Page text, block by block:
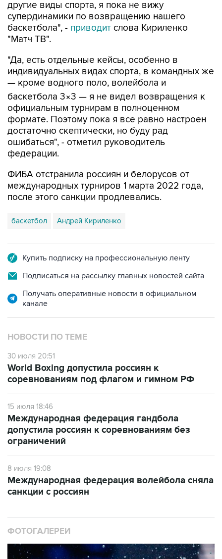
другие виды спорта, я пока не вижу
супердинамики по возвращению нашего
баскетбола", - приводит слова Кириленко
"Матч ТВ".
"Да, есть отдельные кейсы, особенно в
индивидуальных видах спорта, в командных же
— кроме водного поло, волейбола и
баскетбола 3×3 — я не видел возвращения к
официальным турнирам в полноценном
формате. Поэтому пока я все равно настроен
достаточно скептически, но буду рад
ошибаться", - отметил руководитель
федерации.
ФИБА отстранила россиян и белорусов от
международных турниров 1 марта 2022 года,
после этого санкции продлевались.
баскетбол Андрей Кириленко
Купить подписку на профессиональную ленту
Подписаться на рассылку главных новостей сайта
Получать оперативные новости в официальном
канале
НОВОСТИ ПО ТЕМЕ
30 июля 20:51
World Boxing допустила россиян к
соревнованиям под флагом и гимном РФ
15 июля 18:46
Международная федерация гандбола
допустила россиян к соревнованиям без
ограничений
8 июля 19:08
Международная федерация волейбола сняла
санкции с россиян
ФОТОГАЛЕРЕИ